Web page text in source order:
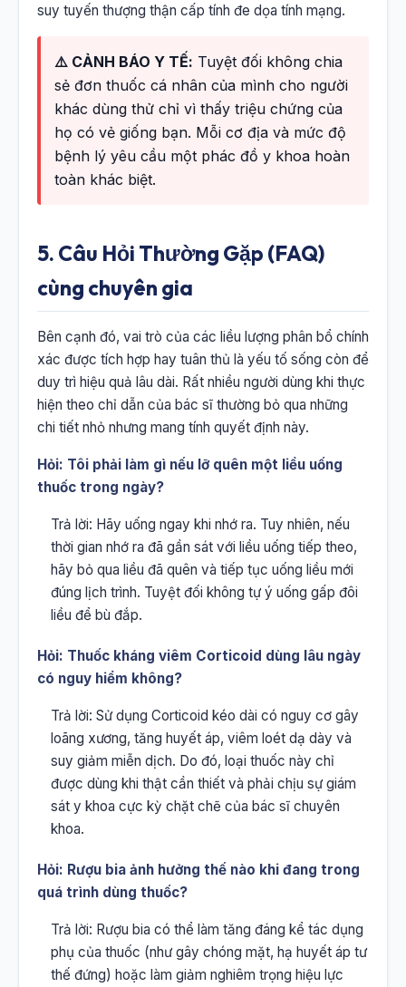
suy tuyến thượng thận cấp tính đe dọa tính mạng.
⚠️ CẢNH BÁO Y TẾ: Tuyệt đối không chia
sẻ đơn thuốc cá nhân của mình cho người
khác dùng thử chỉ vì thấy triệu chứng của
họ có vẻ giống bạn. Mỗi cơ địa và mức độ
bệnh lý yêu cầu một phác đồ y khoa hoàn
toàn khác biệt.
5. Câu Hỏi Thường Gặp (FAQ)
cùng chuyên gia
Bên cạnh đó, vai trò của các liều lượng phân bổ chính
xác được tích hợp hay tuân thủ là yếu tố sống còn để
duy trì hiệu quả lâu dài. Rất nhiều người dùng khi thực
hiện theo chỉ dẫn của bác sĩ thường bỏ qua những
chi tiết nhỏ nhưng mang tính quyết định này.
Hỏi: Tôi phải làm gì nếu lỡ quên một liều uống
thuốc trong ngày?
Trả lời: Hãy uống ngay khi nhớ ra. Tuy nhiên, nếu
thời gian nhớ ra đã gần sát với liều uống tiếp theo,
hãy bỏ qua liều đã quên và tiếp tục uống liều mới
đúng lịch trình. Tuyệt đối không tự ý uống gấp đôi
liều để bù đắp.
Hỏi: Thuốc kháng viêm Corticoid dùng lâu ngày
có nguy hiểm không?
Trả lời: Sử dụng Corticoid kéo dài có nguy cơ gây
loãng xương, tăng huyết áp, viêm loét dạ dày và
suy giảm miễn dịch. Do đó, loại thuốc này chỉ
được dùng khi thật cần thiết và phải chịu sự giám
sát y khoa cực kỳ chặt chẽ của bác sĩ chuyên
khoa.
Hỏi: Rượu bia ảnh hưởng thế nào khi đang trong
quá trình dùng thuốc?
Trả lời: Rượu bia có thể làm tăng đáng kể tác dụng
phụ của thuốc (như gây chóng mặt, hạ huyết áp tư
thế đứng) hoặc làm giảm nghiêm trọng hiệu lực